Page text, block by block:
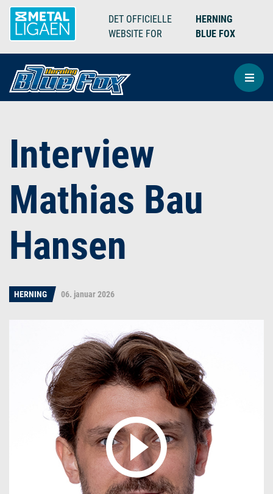
DET OFFICIELLE
WEBSITE FOR
HERNING
BLUE FOX
Interview
Mathias Bau
Hansen
HERNING 06. januar 2026